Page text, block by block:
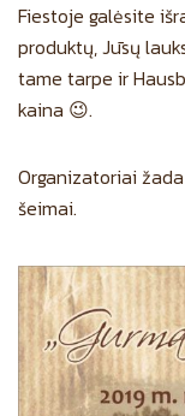
Fiestoje galėsite
produktų, Jūsų
tame tarpe ir
kaina 😉.
Organizatoriai
šeimai.